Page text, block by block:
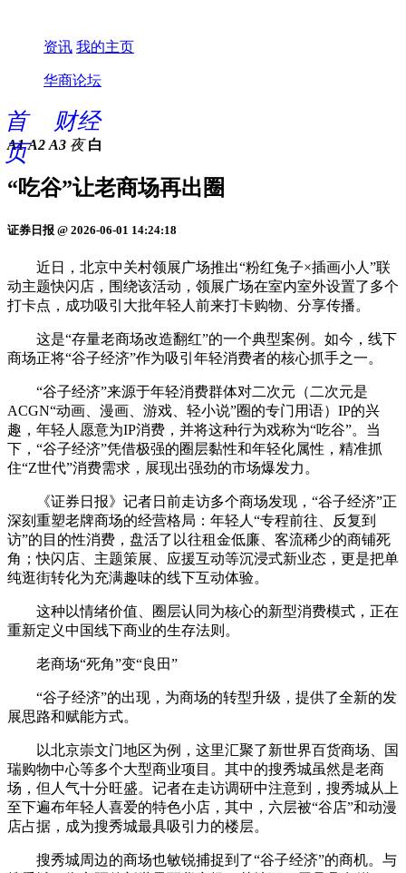
资讯 我的主页
华商论坛
首
页
财经
A1 A2 A3 夜 白
“吃谷”让老商场再出圈
证券日报 @ 2026-06-01 14:24:18
近日，北京中关村领展广场推出“粉红兔子×插画小人”联
动主题快闪店，围绕该活动，领展广场在室内室外设置了多个
打卡点，成功吸引大批年轻人前来打卡购物、分享传播。
这是“存量老商场改造翻红”的一个典型案例。如今，线下
商场正将“谷子经济”作为吸引年轻消费者的核心抓手之一。
“谷子经济”来源于年轻消费群体对二次元（二次元是
ACGN“动画、漫画、游戏、轻小说”圈的专门用语）IP的兴
趣，年轻人愿意为IP消费，并将这种行为戏称为“吃谷”。当
下，“谷子经济”凭借极强的圈层黏性和年轻化属性，精准抓
住“Z世代”消费需求，展现出强劲的市场爆发力。
《证券日报》记者日前走访多个商场发现，“谷子经济”正
深刻重塑老牌商场的经营格局：年轻人“专程前往、反复到
访”的目的性消费，盘活了以往租金低廉、客流稀少的商铺死
角；快闪店、主题策展、应援互动等沉浸式新业态，更是把单
纯逛街转化为充满趣味的线下互动体验。
这种以情绪价值、圈层认同为核心的新型消费模式，正在
重新定义中国线下商业的生存法则。
老商场“死角”变“良田”
“谷子经济”的出现，为商场的转型升级，提供了全新的发
展思路和赋能方式。
以北京崇文门地区为例，这里汇聚了新世界百货商场、国
瑞购物中心等多个大型商业项目。其中的搜秀城虽然是老商
场，但人气十分旺盛。记者在走访调研中注意到，搜秀城从上
至下遍布年轻人喜爱的特色小店，其中，六层被“谷店”和动漫
店占据，成为搜秀城最具吸引力的楼层。
搜秀城周边的商场也敏锐捕捉到了“谷子经济”的商机。与